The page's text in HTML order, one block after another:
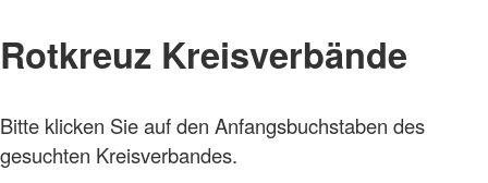
Rotkreuz Kreisverbände
Bitte klicken Sie auf den Anfangsbuchstaben des
gesuchten Kreisverbandes.